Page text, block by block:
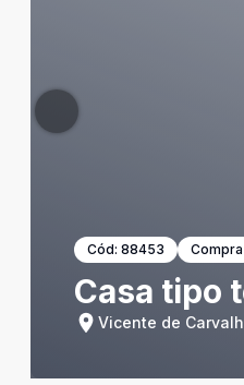
Cód: 88453 Compra
Casa tipo
Vicente de